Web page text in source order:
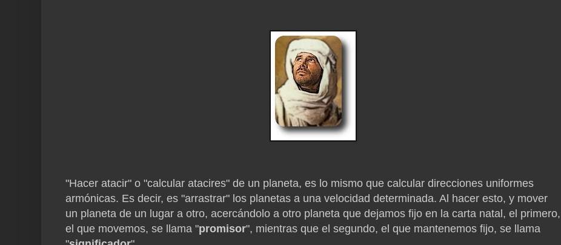
"Hacer atacir" o "calcular atacires" de un planeta, es lo mismo que calcular direcciones uniformes
armónicas. Es decir, es "arrastrar" los planetas a una velocidad determinada. Al hacer esto, y mover
un planeta de un lugar a otro, acercándolo a otro planeta que dejamos fijo en la carta natal, el primero,
el que movemos, se llama "promisor", mientras que el segundo, el que mantenemos fijo, se llama